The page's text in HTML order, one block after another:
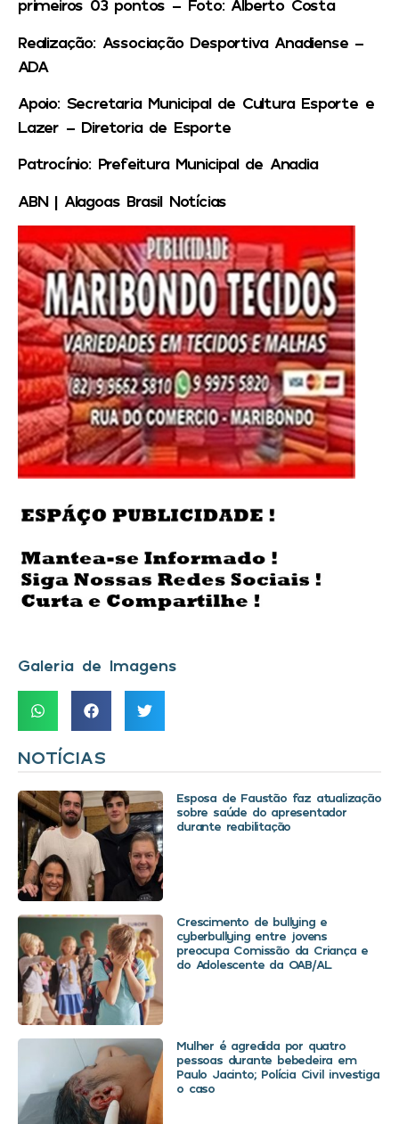
primeiros 03 pontos – Foto: Alberto Costa
Realização: Associação Desportiva Anadiense –
ADA
Apoio: Secretaria Municipal de Cultura Esporte e
Lazer – Diretoria de Esporte
Patrocínio: Prefeitura Municipal de Anadia
ABN | Alagoas Brasil Notícias
Galeria de Imagens
NOTÍCIAS
Esposa de Faustão faz atualização
sobre saúde do apresentador
durante reabilitação
Crescimento de bullying e
cyberbullying entre jovens
preocupa Comissão da Criança e
do Adolescente da OAB/AL
Mulher é agredida por quatro
pessoas durante bebedeira em
Paulo Jacinto; Polícia Civil investiga
o caso